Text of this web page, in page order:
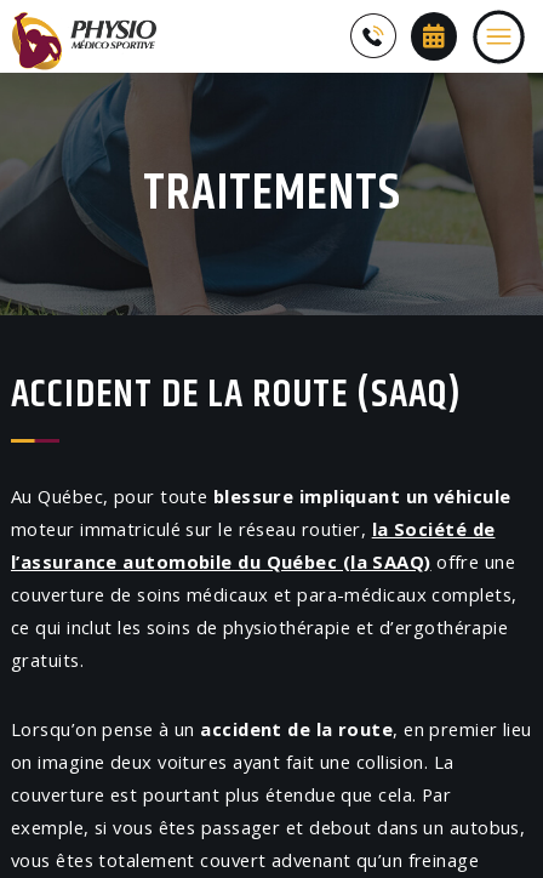
TRAITEMENTS
ACCIDENT DE LA ROUTE (SAAQ)
Au Québec, pour toute blessure impliquant un véhicule
moteur immatriculé sur le réseau routier, la Société de
l’assurance automobile du Québec (la SAAQ) offre une
couverture de soins médicaux et para-médicaux complets,
ce qui inclut les soins de physiothérapie et d’ergothérapie
gratuits.
Lorsqu’on pense à un accident de la route, en premier lieu
on imagine deux voitures ayant fait une collision. La
couverture est pourtant plus étendue que cela. Par
exemple, si vous êtes passager et debout dans un autobus,
vous êtes totalement couvert advenant qu’un freinage